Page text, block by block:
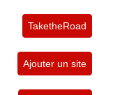
TaketheRoad
Ajouter un site